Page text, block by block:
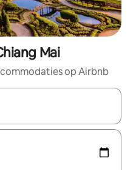
Mai
op Airbnb
zijn, maak je een keuze